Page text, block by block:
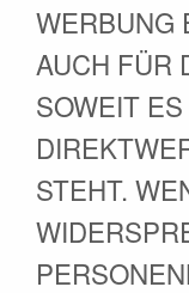
WERBUNG
AUCH FÜR
SOWEIT
STEHT.